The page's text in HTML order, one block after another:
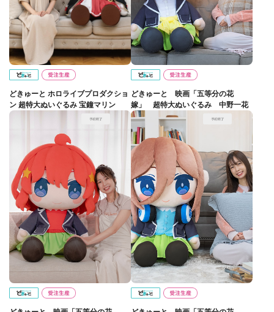
どきゅーと ホロライブプロダクショ
ン 超特大ぬいぐるみ 宝鐘マリン
どきゅーと 映画「五等分の花
嫁」 超特大ぬいぐるみ 中野一花